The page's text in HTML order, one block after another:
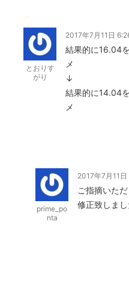
とおりす
がり
2017年7月11日
結果的に16.04
メ
↓
結果的に14.04
メ
prime_po
nta
2017年7月11
ご指摘いた
修正致しまし